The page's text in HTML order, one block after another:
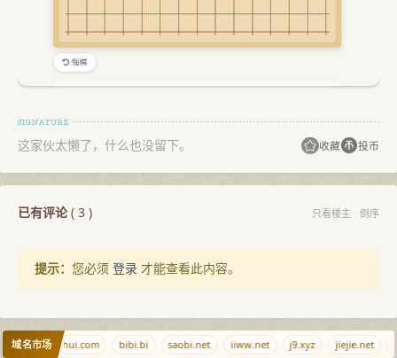
这家伙太懒了，什么也没留下。 收藏 投币
已有评论( 3 ) 只看楼主 倒序
提示： 您必须 登录 才能查看此内容。
域名市场diaozhui.com bibi.bi saobi.net iiww.net j9.xyz jiejie.net